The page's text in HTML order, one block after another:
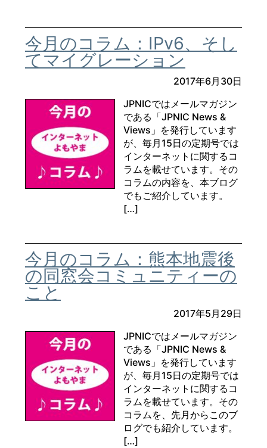
今月のコラム：IPv6、そし
てマイグレーション
2017年6月30日
JPNICではメールマガジン
である「JPNIC News &
Views」を発行しています
が、毎月15日の定期号では
インターネットに関するコ
ラムを載せています。その
コラムの内容を、本ブログ
でもご紹介しています。
[…]
今月のコラム：熊本地震後
の同窓会コミュニティーの
こと
2017年5月29日
JPNICではメールマガジン
である「JPNIC News &
Views」を発行しています
が、毎月15日の定期号では
インターネットに関するコ
ラムを載せています。その
コラムを、先月からこのブ
ログでも紹介しています。
[…]